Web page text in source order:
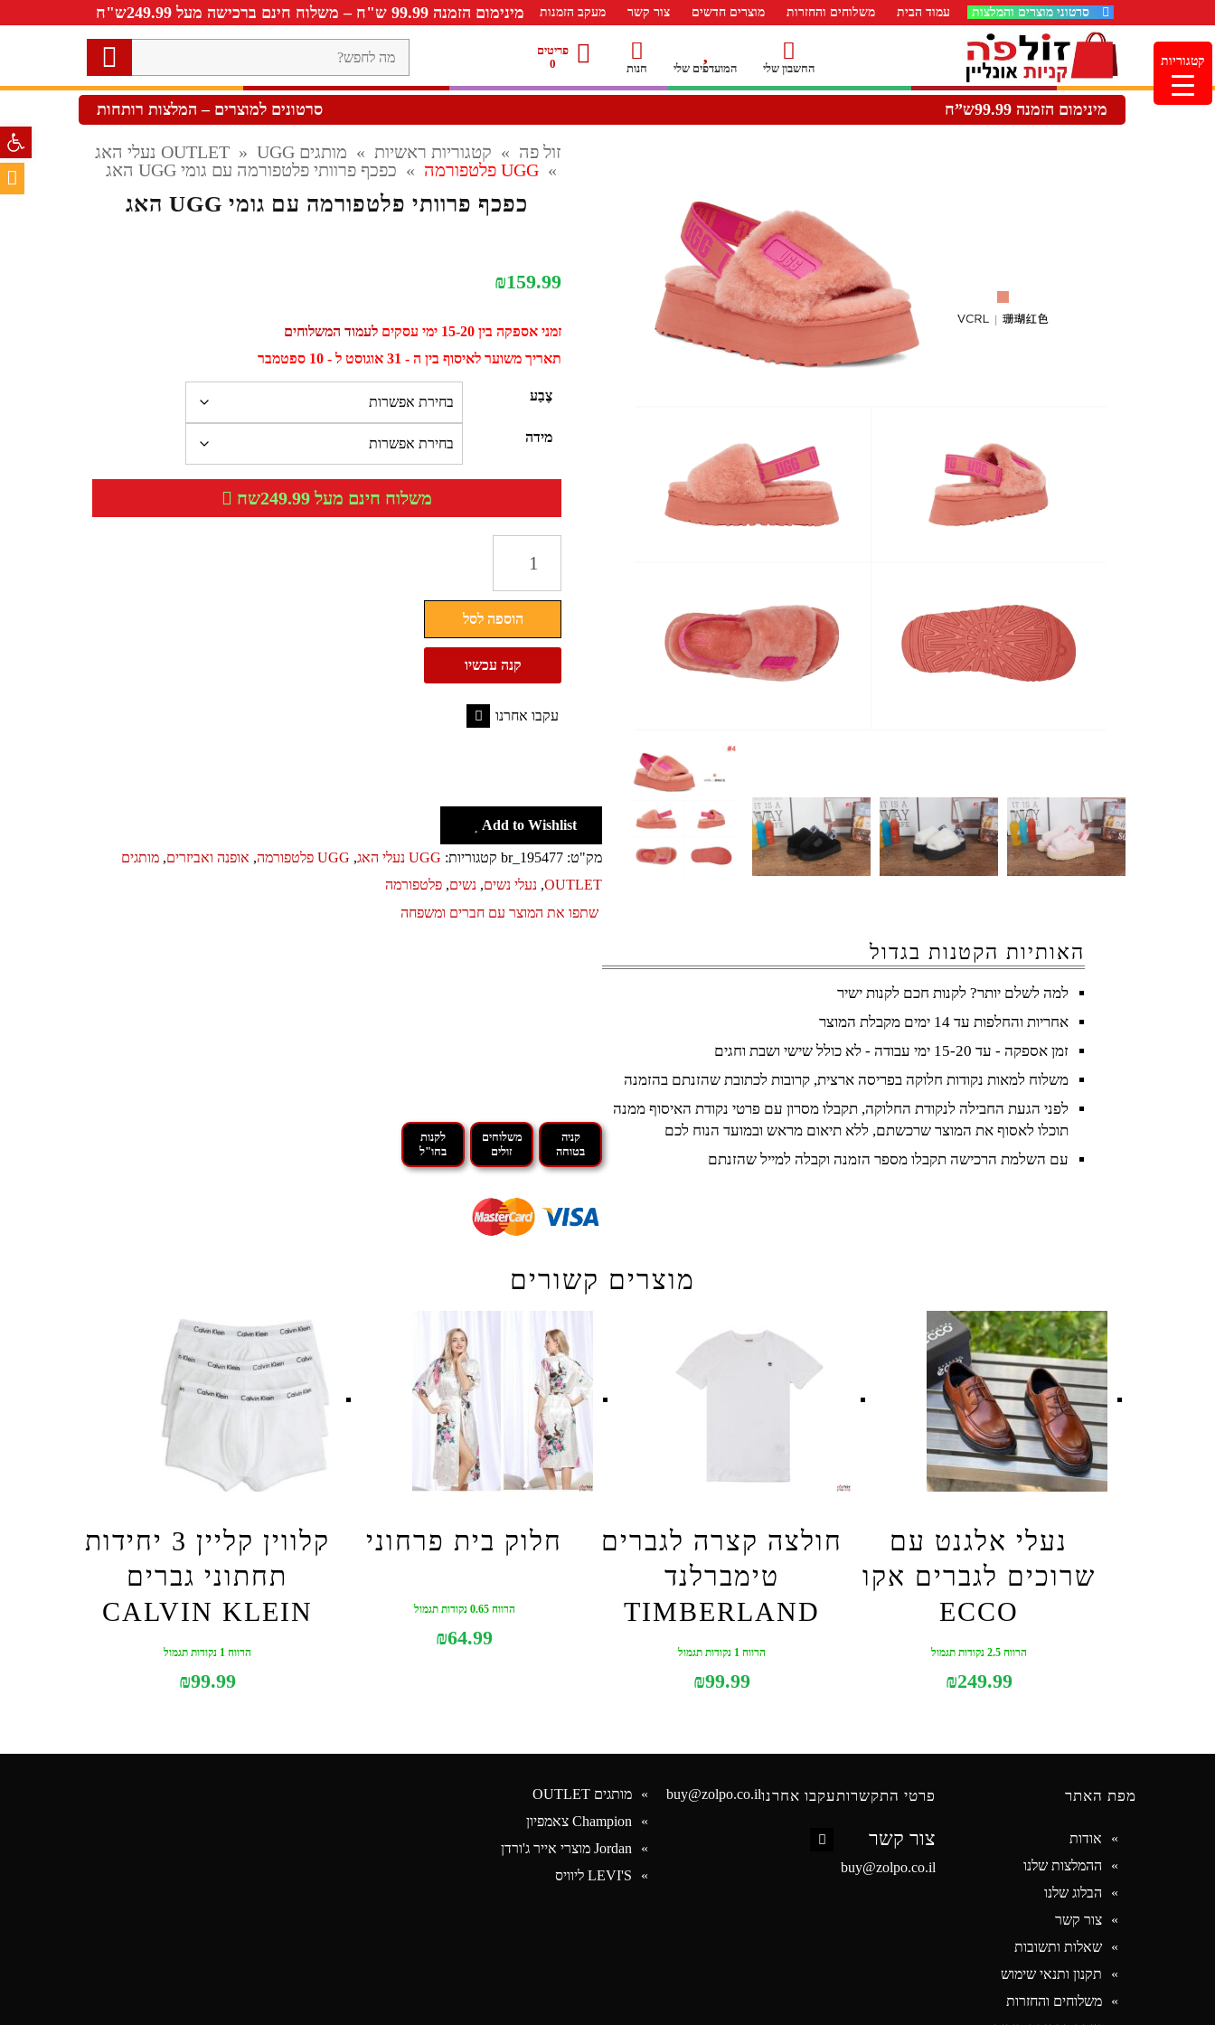
סרטוני מוצרים והמלצות עמוד הבית משלוחים והחזרות מוצרים חדשים צור קשר מעקב הזמנות מינימום הזמנה 99.99 ש"ח – משלוח חינם ברכישה מעל 249.99ש"ח
החשבון שלי המועדפים שלי חנות
פריטים
0
לחפש?
מינימום הזמנה 99.99ש”ח סרטונים למוצרים – המלצות רותחות
זול פה » קטגוריות ראשיות » מותגים OUTLET » UGG נעלי האג
» UGG פלטפורמה » כפכף פרוותי פלטפורמה עם גומי UGG האג
כפכף פרוותי פלטפורמה עם גומי UGG האג
₪159.99
זמני אספקה בין 15-20 ימי עסקים
לעמוד המשלוחים
תאריך משוער לאיסוף בין ה - 31 אוגוסט ל - 10 ספטמבר
צֶבַע
מידה
משלוח חינם מעל 249.99שח
כפכף
עם
גומי
הוספה לסל
קנה עכשיו
עקבו אחרנו
Add to Wishlist
מק"ט: br_195477 קטגוריות: UGG נעלי האג , UGG פלטפורמה , אופנה ואביזרים, מותגים
OUTLET
, נעלי נשים, נשים, פלטפורמה
שתפו את המוצר עם חברים ומשפחה
האותיות הקטנות בגדול
למה לשלם יותר? לקנות חכם לקנות ישיר
אחריות והחלפות עד 14 ימים מקבלת המוצר
זמן אספקה - עד 15-20 ימי עבודה - לא כולל שישי ושבת וחגים
משלוח למאות נקודות חלוקה בפריסה ארצית, קרובות לכתובת שהזנתם בהזמנה
לפני הגעת החבילה לנקודת החלוקה, תקבלו מסרון עם פרטי נקודת האיסוף ממנה
תוכלו לאסוף את המוצר שרכשתם, ללא תיאום מראש ובמועד הנוח לכם
עם השלמת הרכישה תקבלו מספר הזמנה וקבלה למייל שהזנתם
קניה
בטוחה
משלוחים
זולים
לקנות
בחו"ל
מוצרים קשורים
נעלי אלגנט עם
שרוכים לגברים אקו
ECCO
הרווח 2.5 נקודות תגמול
₪249.99
חולצה קצרה לגברים
טימברלנד
TIMBERLAND
הרווח 1 נקודות תגמול
₪99.99
חלוק בית פרחוני
הרווח 0.65 נקודות תגמול
₪64.99
קלווין קליין 3 יחידות
תחתוני גברים
CALVIN KLEIN
הרווח 1 נקודות תגמול
₪99.99
מפת האתר
אודות
ההמלצות שלנו
הבלוג שלנו
צור קשר
שאלות ותשובות
תקנון ותנאי שימוש
משלוחים והחזרות
פרטי התקשרות
צור קשר
buy@zolpo.co.il
עקבו אחרנוbuy@zolpo.co.il
מותגים OUTLET
Champion צאמפיון
Jordan מוצרי אייר ג'ורדן
LEVI'S ליוויס
קטגוריות
פתח